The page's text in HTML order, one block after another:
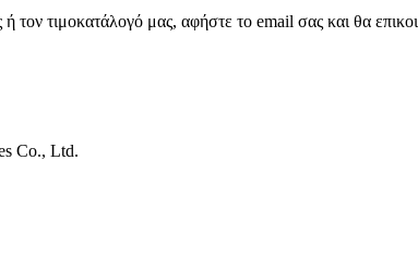
ή τον τιμοκατάλογό μας, αφήστε το email σας και θα
Co., Ltd.